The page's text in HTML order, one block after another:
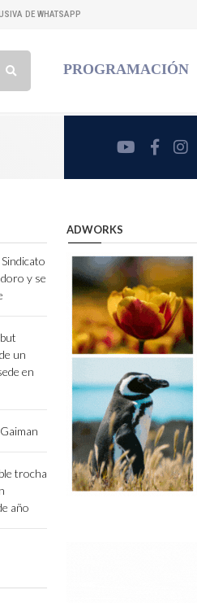
DE WHATSAPP
PROGRAMACIÓN
youtube
y se
un
en
trocha
año
ADWORKS